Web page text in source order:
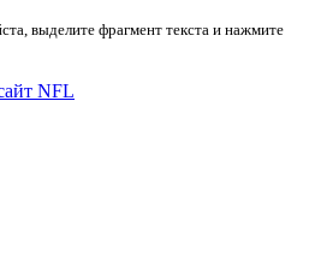
выделите фрагмент текста и нажмите
NFL